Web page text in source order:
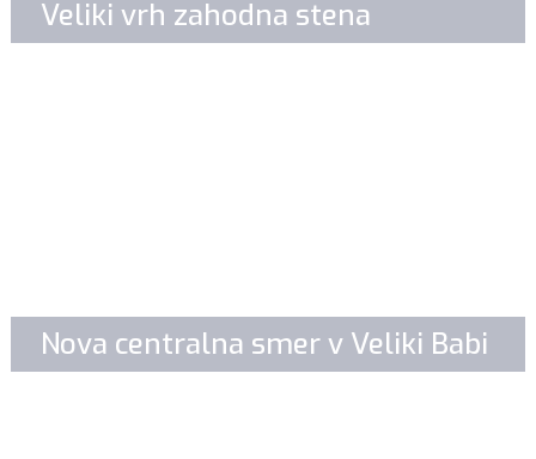
Veliki vrh zahodna stena
Nova centralna smer v Veliki Babi